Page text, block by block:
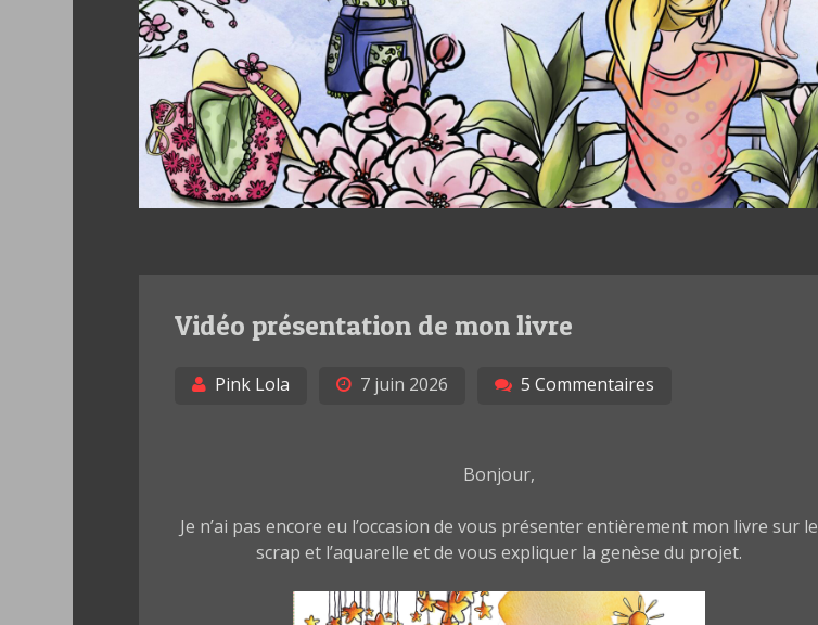
Vidéo présentation de mon livre
Pink Lola 7 juin 2026 5 Commentaires
Bonjour,
Je n’ai pas encore eu l’occasion de vous présenter entièrement mon livre sur le
scrap et l’aquarelle et de vous expliquer la genèse du projet.